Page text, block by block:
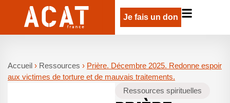
Je fais un don
Accueil › Ressources › Prière. Décembre 2025. Redonne espoir
aux victimes de torture et de mauvais traitements.
Ressources spirituelles